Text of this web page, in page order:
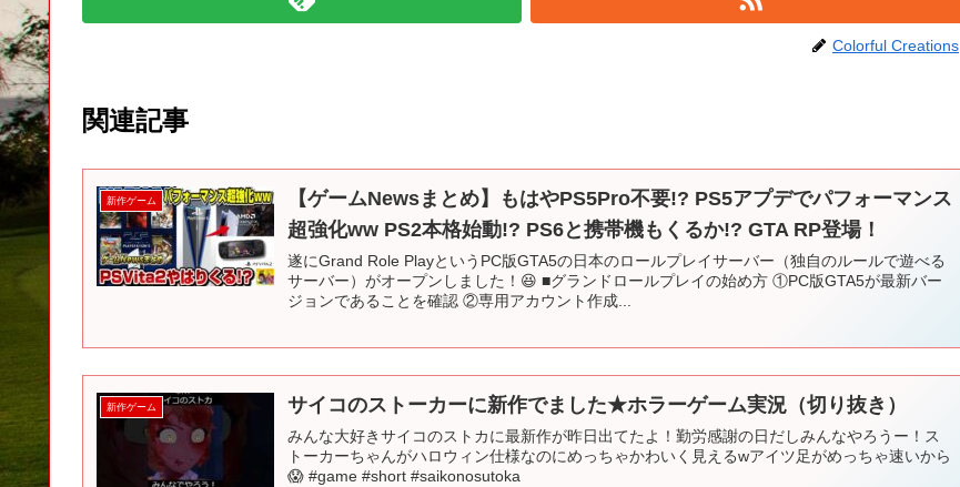
Colorful Creations
関連記事
新作ゲーム
【ゲームNewsまとめ】もはやPS5Pro不要!? PS5アプデでパフォーマンス
超強化ww PS2本格始動!? PS6と携帯機もくるか!? GTA RP登場！
遂にGrand Role PlayというPC版GTA5の日本のロールプレイサーバー（独自のルールで遊べる
サーバー）がオープンしました！😆 ■グランドロールプレイの始め方 ①PC版GTA5が最新バー
ジョンであることを確認 ②専用アカウント作成...
新作ゲーム サイコのストーカーに新作でました★ホラーゲーム実況（切り抜き）
みんな大好きサイコのストカに最新作が昨日出てたよ！勤労感謝の日だしみんなやろうー！ス
トーカーちゃんがハロウィン仕様なのにめっちゃかわいく見えるwアイツ足がめっちゃ速いから
😱 #game #short #saikonosutoka